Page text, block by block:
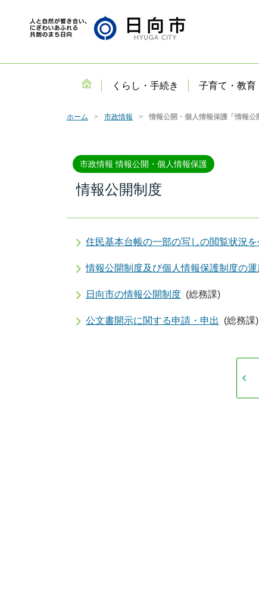
くらし・手続き 子育て・教育
ホーム 市政情報 情報公開・個人情報保護「情報公
市政情報 情報公開・個人情報保護
情報公開制度
住民基本台帳の一部の写しの閲覧状況
情報公開制度及び個人情報保護制度の
日向市の情報公開制度 (総務課)
公文書開示に関する申請・申出 (総務課)